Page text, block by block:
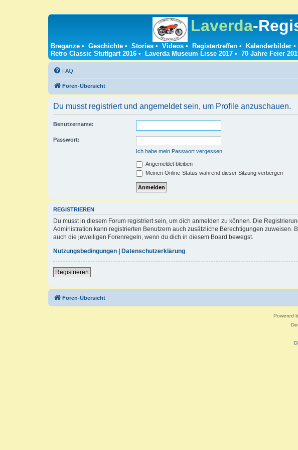
Laverda-
Breganze • Geschichte • Stories • Videos • Registertreffen • Kalenderbilder •
Retro Classic Stuttgart 2016 • Laverda Museum Lisse 2017 • 70 Jahre Feier
FAQ
Foren-Übersicht
Du musst registriert und angemeldet sein, um Profile anzuschauen.
Benutzername:
Passwort:
Ich habe mein Passwort vergessen
Angemeldet bleiben
Meinen Online-Status während dieser Sitzung verbergen
REGISTRIEREN
Du musst in diesem Forum registriert sein, um dich anmelden zu können. Die
Administration kann registrierten Benutzern auch zusätzliche Berechtigungen
auch die jeweiligen Forenregeln, wenn du dich in diesem Board bewegst.
Nutzungsbedingungen
Datenschutzerklärung
Registrieren
Foren-Übersicht
Powered